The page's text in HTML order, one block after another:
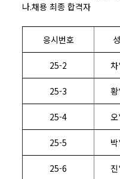
나.채용 최종 합격자
응시번호
25-2
25-3
25-4
25-5
25-6